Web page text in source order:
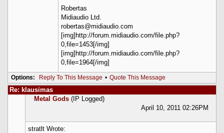
Robertas
Midiaudio Ltd.
robertas@midiaudio.com
[img]http://forum.midiaudio.com/file.php?
0,file=1453[/img]
[img]http://forum.midiaudio.com/file.php?
0,file=1964[/img]
Options: Reply To This Message • Quote This Message
Re: klausimas
Metal Gods (IP Logged)
April 10, 2011 02:26PM
stratlt Wrote: